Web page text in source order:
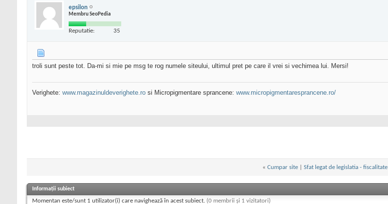
epsilon
Membru SeoPedia
Reputatie: 35
troli sunt peste tot. Da-mi si mie pe msg te rog numele siteului, ultimul pret pe care il vrei si vechimea lui. Mersi!
Verighete: www.magazinuldeverighete.ro si Micropigmentare sprancene: www.micropigmentaresprancene.ro/
« Cumpar site| Sfat legat de legislatia - fiscalitate
Informații subiect
Momentan este/sunt 1 utilizator(i) care navighează în acest subiect. (0 membrii și 1 vizitatori)